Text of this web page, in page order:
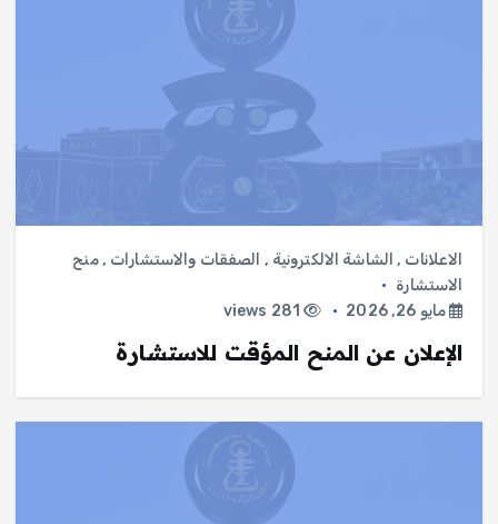
الاعلانات , الشاشة الالكترونية , الصفقات والاستشارات ,منح
الاستشارة
مايو 26, 2026
281 views
الإعلان عن المنح المؤقت للاستشارة